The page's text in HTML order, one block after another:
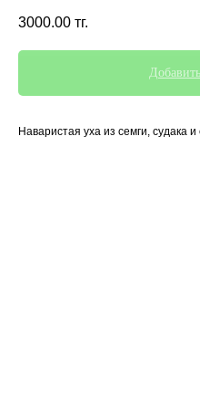
3000.00 тг.
Наваристая уха из семги,